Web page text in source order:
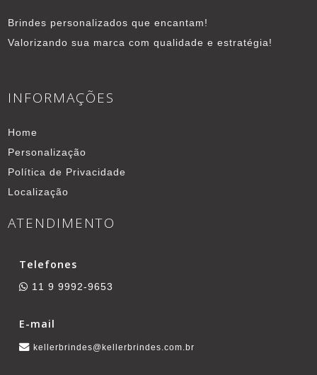
Brindes personalizados que encantam!
Valorizando sua marca com qualidade e estratégia!
INFORMAÇÕES
Home
Personalização
Política de Privacidade
Localização
ATENDIMENTO
Telefones
11 9 9992-9653
E-mail
kellerbrindes@kellerbrindes.com.br